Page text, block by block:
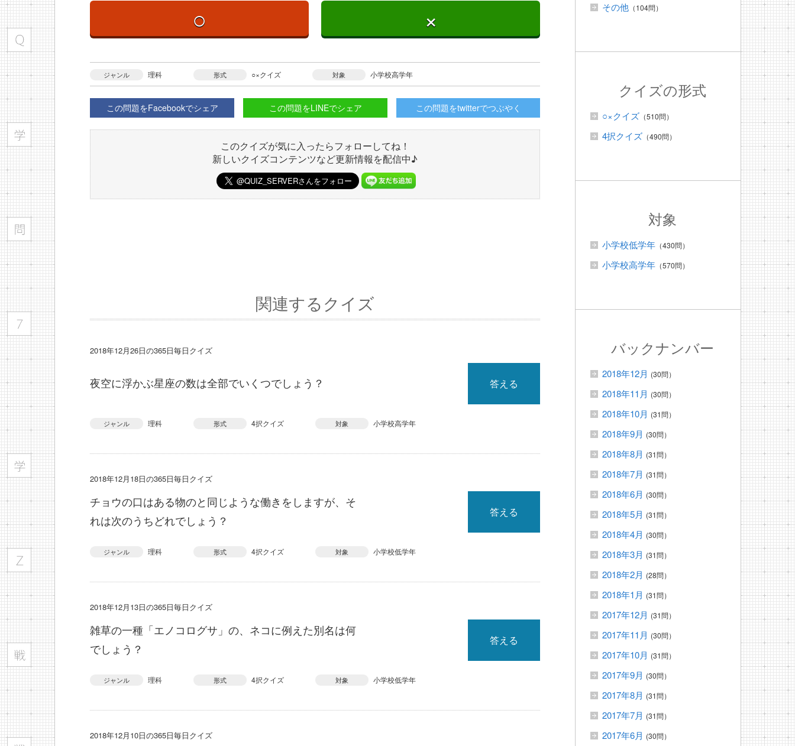
○ ×
ジャンル 理科 形式 ○×クイズ 対象 小学校高学年
この問題をFacebookでシェア この問題をLINEでシェア この問題をtwitterでつぶやく
このクイズが気に入ったらフォローしてね！
新しいクイズコンテンツなど更新情報を配信中♪
関連するクイズ
2018年12月26日の365日毎日クイズ
夜空に浮かぶ星座の数は全部でいくつでしょう？ 答える
ジャンル 理科 形式 4択クイズ 対象 小学校高学年
2018年12月18日の365日毎日クイズ
チョウの口はある物のと同じような働きをしますが、そ
れは次のうちどれでしょう？
答える
ジャンル 理科 形式 4択クイズ 対象 小学校低学年
2018年12月13日の365日毎日クイズ
雑草の一種「エノコログサ」の、ネコに例えた別名は何
でしょう？
答える
ジャンル 理科 形式 4択クイズ 対象 小学校低学年
2018年12月10日の365日毎日クイズ
その他 （104問）
クイズの形式
○×クイズ （510問）
4択クイズ （490問）
対象
小学校低学年 （430問）
小学校高学年 （570問）
バックナンバー
2018年12月 (30問）
2018年11月 (30問）
2018年10月 (31問）
2018年9月 (30問）
2018年8月 (31問）
2018年7月 (31問）
2018年6月 (30問）
2018年5月 (31問）
2018年4月 (30問）
2018年3月 (31問）
2018年2月 (28問）
2018年1月 (31問）
2017年12月 (31問）
2017年11月 (30問）
2017年10月 (31問）
2017年9月 (30問）
2017年8月 (31問）
2017年7月 (31問）
2017年6月 (30問）